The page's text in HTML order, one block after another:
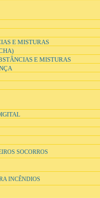
E MISTURAS
E MISTURAS
SOCORROS
INCÊNDIOS
modelo
funcionais às necessidades
dos
funcionais
salas de apoio/preparação,
às zonas funcionais